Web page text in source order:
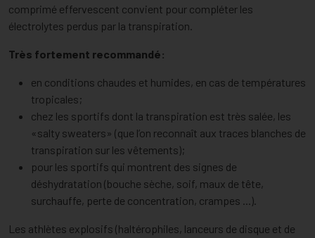
comprimé effervescent convient pour compléter les
électrolytes perdus par la transpiration.
Très fortement recommandé:
en conditions chaudes et humides, en cas de températures
tropicales;
chez les sportifs dont la transpiration est très salée, les
«salty sweaters» (que l’on reconnaît aux traces blanches de
transpiration sur les vêtements);
pour les sportifs qui montrent des signes de
déshydratation (bouche sèche, soif, maux de tête,
surchauffe, perte de concentration, crampes ...).
Les athlètes explosifs (haltérophiles, lanceurs de disque et de